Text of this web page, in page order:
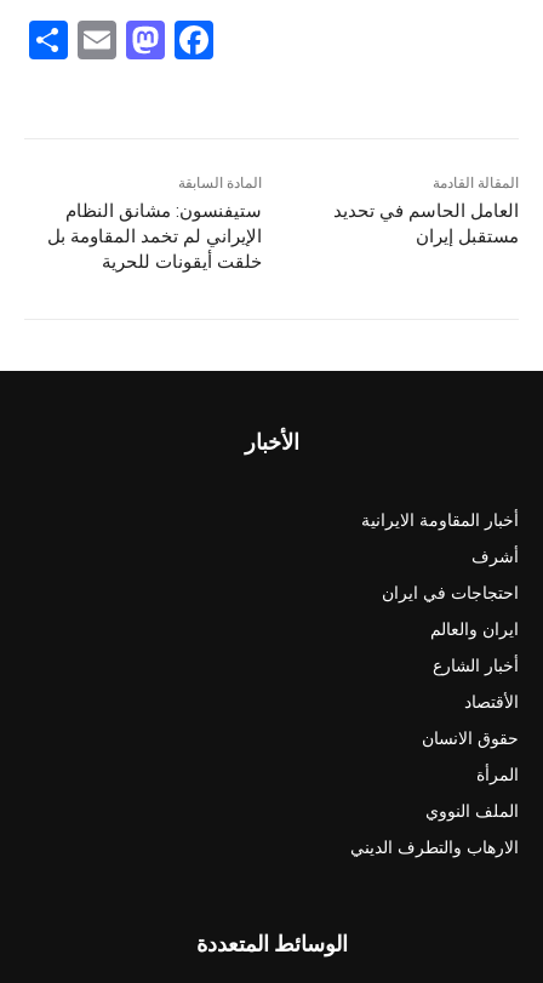
F
b
o
o
M
d
o
n
E
المادة السابقة
ستيفنسون: مشانق النظام
الإيراني لم تخمد المقاومة بل
خلقت أيقونات للحرية
المقالة القادمة
العامل الحاسم في تحديد
مستقبل إيران
الأخبار
أخبار المقاومة الايرانية
أشرف
احتجاجات في ايران
ايران والعالم
أخبار الشارع
الأقتصاد
حقوق الانسان
المرأة
الملف النووي
الارهاب والتطرف الديني
الوسائط المتعددة